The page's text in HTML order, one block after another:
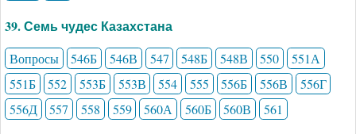
39. Семь чудес Казахстана
Вопросы 546Б 546В 547 548Б 548В 550
551А
551Б
552 553Б 553В 554 555 556Б 556В
556Г
556Д
557 558 559 560А 560Б 560В 561